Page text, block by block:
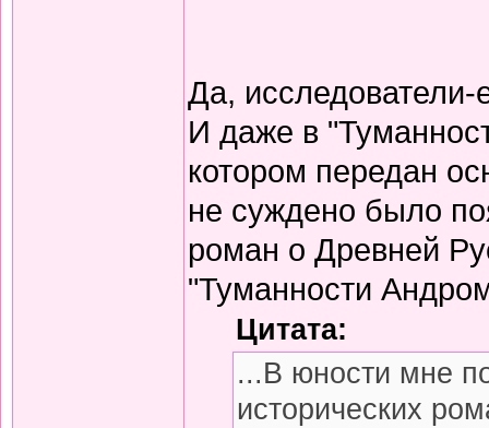
Да,
И даже в
котором передан
не суждено было
роман о Древней
"Туманности
Цитата:
...В юности мне
исторических